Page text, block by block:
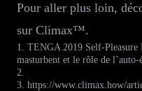
Pour aller plus loin,
sur Climax™.
1. TENGA 2019 Self-Pleasure
masturbent et le rôle de
2.
3. https://www.climax.how/